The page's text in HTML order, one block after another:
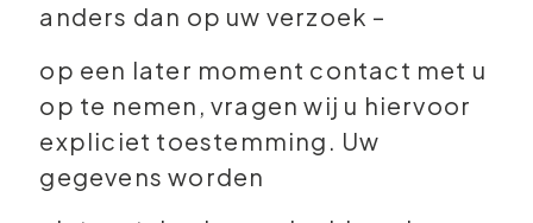
anders dan op uw verzoek –
op een later moment contact met u
op te nemen, vragen wij u hiervoor
expliciet toestemming. Uw
gegevens worden